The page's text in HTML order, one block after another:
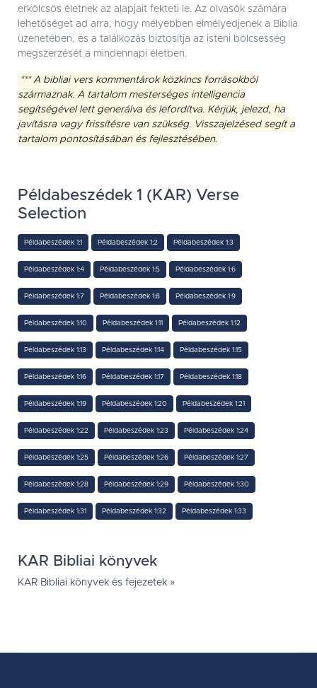
erkölcsös életnek az alapjait fekteti le. Az olvasók számára
lehetőséget ad arra, hogy mélyebben elmélyedjenek a Biblia
üzenetében, és a találkozás biztosítja az isteni bölcsesség
megszerzését a mindennapi életben.
*** A bibliai vers kommentárok közkincs forrásokból
származnak. A tartalom mesterséges intelligencia
segítségével lett generálva és lefordítva. Kérjük, jelezd, ha
javításra vagy frissítésre van szükség. Visszajelzésed segít a
tartalom pontosításában és fejlesztésében.
Példabeszédek 1 (KAR) Verse
Selection
Példabeszédek 1:1 Példabeszédek 1:2 Példabeszédek 1:3
Példabeszédek 1:4 Példabeszédek 1:5 Példabeszédek 1:6
Példabeszédek 1:7 Példabeszédek 1:8 Példabeszédek 1:9
Példabeszédek 1:10 Példabeszédek 1:11 Példabeszédek 1:12
Példabeszédek 1:13 Példabeszédek 1:14 Példabeszédek 1:15
Példabeszédek 1:16 Példabeszédek 1:17 Példabeszédek 1:18
Példabeszédek 1:19 Példabeszédek 1:20 Példabeszédek 1:21
Példabeszédek 1:22 Példabeszédek 1:23 Példabeszédek 1:24
Példabeszédek 1:25 Példabeszédek 1:26 Példabeszédek 1:27
Példabeszédek 1:28 Példabeszédek 1:29 Példabeszédek 1:30
Példabeszédek 1:31 Példabeszédek 1:32 Példabeszédek 1:33
KAR Bibliai könyvek
KAR Bibliai könyvek és fejezetek »